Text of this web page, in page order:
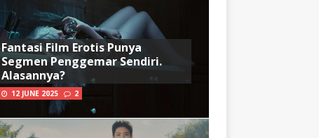
Fantasi Film Erotis Punya
Segmen Penggemar Sendiri.
Alasannya?
12 JUNE 2025 2